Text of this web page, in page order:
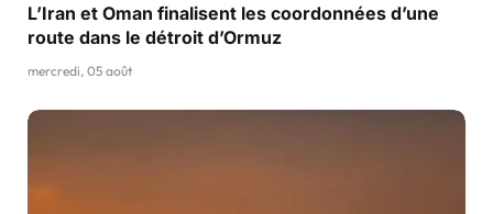
L’Iran et Oman finalisent les coordonnées d’une
route dans le détroit d’Ormuz
mercredi, 05 août